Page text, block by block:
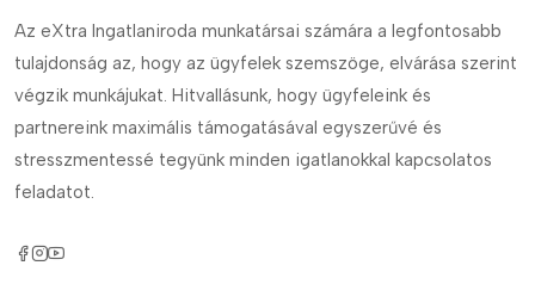
Az eXtra Ingatlaniroda munkatársai számára a legfontosabb
tulajdonság az, hogy az ügyfelek szemszöge, elvárása szerint
végzik munkájukat. Hitvallásunk, hogy ügyfeleink és
partnereink maximális támogatásával egyszerűvé és
stresszmentessé tegyünk minden igatlanokkal kapcsolatos
feladatot.